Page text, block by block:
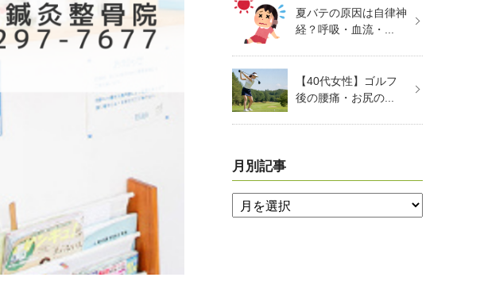
夏バテの原因は自律神
経？呼吸・血流・...
【40代女性】ゴルフ
後の腰痛・お尻の...
月別記事